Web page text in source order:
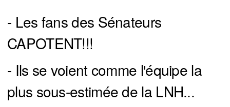
- Les fans des Sénateurs
CAPOTENT!!!
- Ils se voient comme l'équipe la
plus sous-estimée de la LNH...